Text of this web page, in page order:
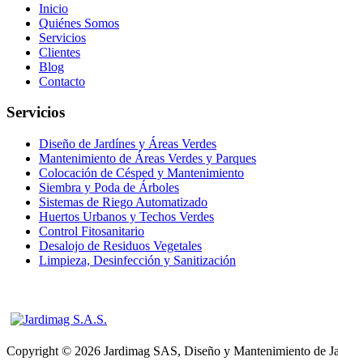
Inicio
Quiénes Somos
Servicios
Clientes
Blog
Contacto
Servicios
Diseño de Jardínes y Áreas Verdes
Mantenimiento de Áreas Verdes y Parques
Colocación de Césped y Mantenimiento
Siembra y Poda de Árboles
Sistemas de Riego Automatizado
Huertos Urbanos y Techos Verdes
Control Fitosanitario
Desalojo de Residuos Vegetales
Limpieza, Desinfección y Sanitización
Copyright © 2026 Jardimag SAS, Diseño y Mantenimiento de